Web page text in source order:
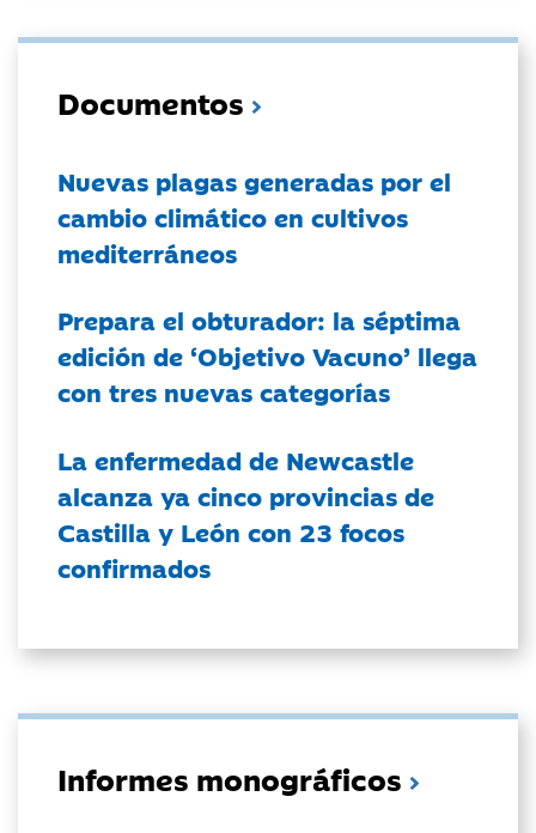
Documentos
Nuevas plagas generadas por el
cambio climático en cultivos
mediterráneos
Prepara el obturador: la séptima
edición de ‘Objetivo Vacuno’ llega
con tres nuevas categorías
La enfermedad de Newcastle
alcanza ya cinco provincias de
Castilla y León con 23 focos
confirmados
Informes monográficos